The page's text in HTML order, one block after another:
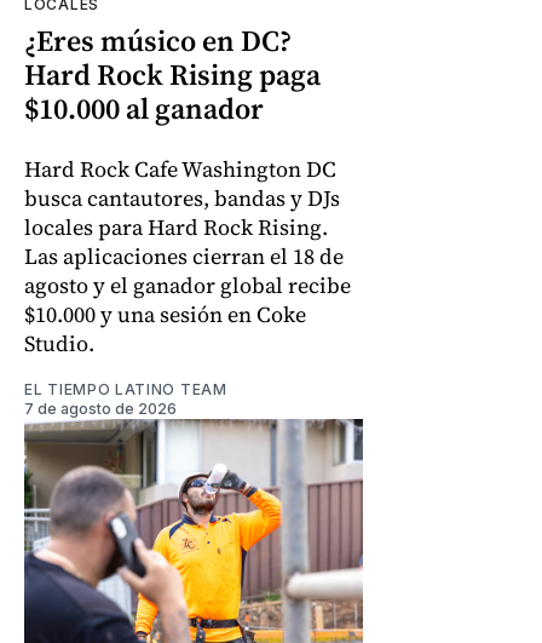
LOCALES
¿Eres músico en DC?
Hard Rock Rising paga
$10.000 al ganador
Hard Rock Cafe Washington DC
busca cantautores, bandas y DJs
locales para Hard Rock Rising.
Las aplicaciones cierran el 18 de
agosto y el ganador global recibe
$10.000 y una sesión en Coke
Studio.
EL TIEMPO LATINO TEAM
7 de agosto de 2026